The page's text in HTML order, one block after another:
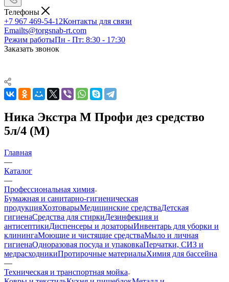
Телефоны
+7 967 469-54-12Контакты для связи
Emailts@torgsnab-rt.com
Режим работыПн - Пт: 8:30 - 17:30
Заказать звонок
Ника Экстра М Профи дез средство
5л/4 (М)
Главная
—
Каталог
—
Профессиональная химия
Бумажная и санитарно-гигиеническая
продукцияХозтоварыМедицинские средстваДетская
гигиенаСредства для стиркиДезинфекция и
антисептикиДиспенсеры и дозаторыИнвентарь для уборки и
клинингаМоющие и чистящие средстваМыло и личная
гигиенаОдноразовая посуда и упаковкаПерчатки, СИЗ и
медрасходникиПротирочные материалыХимия для бассейна
—
Техническая и транспортная мойка